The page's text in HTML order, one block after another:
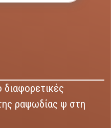
διαφορετικές
ραψωδίας ψ στη